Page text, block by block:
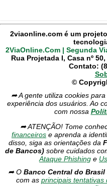
2viaonline.com é um
2ViaOnline.Com | Segunda
Rua Projetada I, Casa nº
Contato:
©
➦ A gente utiliza cookies
experiência dos usuários. Ao
com nossa
➦ ATENÇÃO! Tome
financeiros e aprenda a
disso, siga as orientações da
de Bancos) sobre cuidados
Ataque Phishing e
➦ O Banco Central do Brasil
com as principais tentativas